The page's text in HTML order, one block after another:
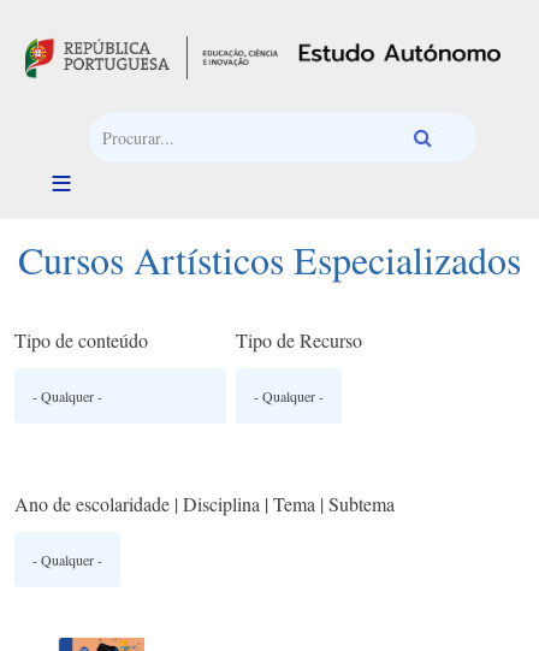
Cursos Artísticos Especializados
Tipo de conteúdo Tipo de Recurso
Ano de escolaridade | Disciplina | Tema | Subtema